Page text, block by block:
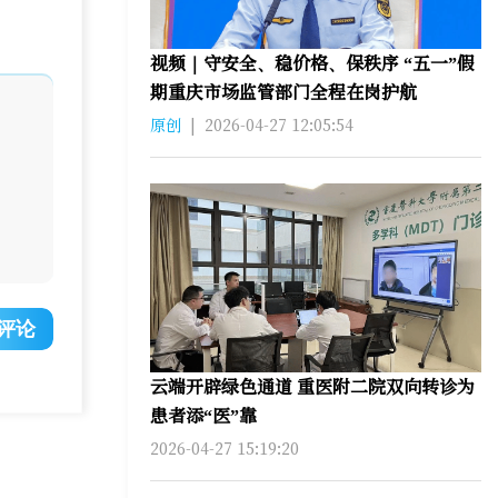
论
视频｜守安全、稳价格、保秩序 “五一”假
期重庆市场监管部门全程在岗护航
原创 | 2026-04-27 12:05:54
云端开辟绿色通道 重医附二院双向转诊为
患者添“医”靠
2026-04-27 15:19:20